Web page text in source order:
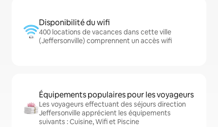
Disponibilité du wifi
400 locations de vacances dans cette ville
(Jeffersonville) comprennent un accès wifi
Équipements populaires pour les voyageurs
Les voyageurs effectuant des séjours direction
Jeffersonville apprécient les équipements
suivants : Cuisine, Wifi et Piscine